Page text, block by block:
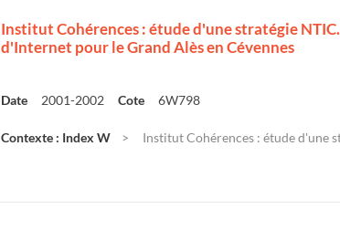
Institut Cohérences : étude d'une stratégie
d'Internet pour le Grand Alès en Cévennes
Date 2001-2002 Cote 6W798
Contexte : Index W Institut Cohérences : étude d'une